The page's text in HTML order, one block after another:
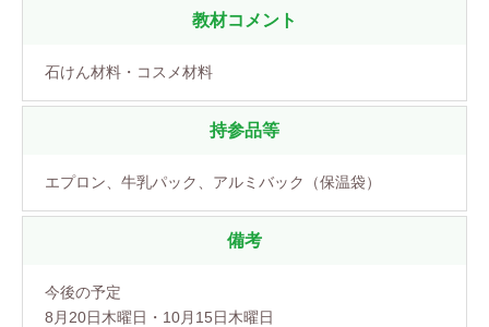
教材コメント
石けん材料・コスメ材料
持参品等
エプロン、牛乳パック、アルミバック（保温袋）
備考
今後の予定
8月20日木曜日・10月15日木曜日